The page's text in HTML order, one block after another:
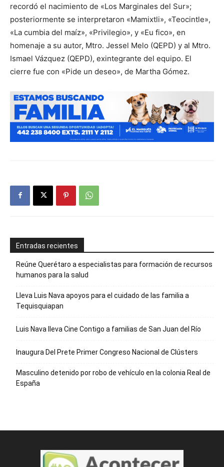
recordó el nacimiento de «Los Marginales del Sur»;
posteriormente se interpretaron «Mamixtli», «Teocintle»,
«La cumbia del maíz», «Privilegio», y «Eu fico», en
homenaje a su autor, Mtro. Jessel Melo (QEPD) y al Mtro.
Ismael Vázquez (QEPD), exintegrante del equipo. El
cierre fue con «Pide un deseo», de Martha Gómez.
Entradas recientes
Reúne Querétaro a especialistas para formación de recursos
humanos para la salud
Lleva Luis Nava apoyos para el cuidado de las familia a
Tequisquiapan
Luis Nava lleva Cine Contigo a familias de San Juan del Río
Inaugura Del Prete Primer Congreso Nacional de Clústers
Masculino detenido por robo de vehículo en la colonia Real de
España